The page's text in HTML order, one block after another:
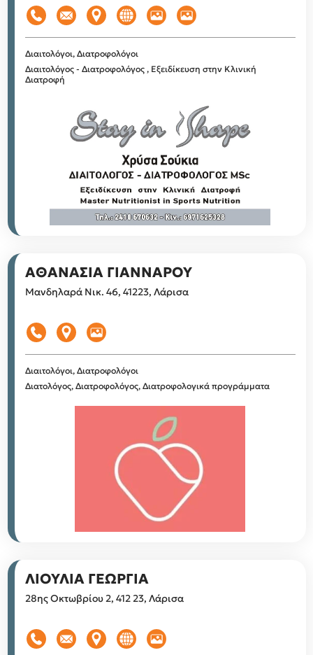
Διαιτολόγοι, Διατροφολόγοι
Διαιτολόγος - Διατροφολόγος , Εξειδίκευση στην Κλινική
Διατροφή
AΘΑΝΑΣΙΑ ΓΙΑΝΝΑΡΟΥ
Μανδηλαρά Νικ. 46, 41223, Λάρισα
Διαιτολόγοι, Διατροφολόγοι
Διατολόγος, Διατροφολόγος, Διατροφολογικά προγράμματα
ΛΙΟΥΛΙΑ ΓΕΩΡΓΙΑ
28ης Οκτωβρίου 2, 412 23, Λάρισα